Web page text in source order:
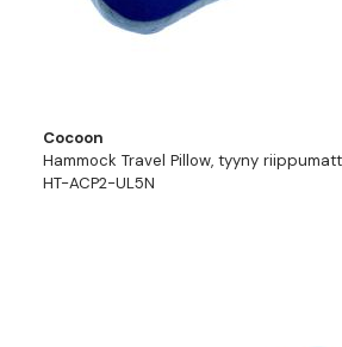
Cocoon
Hammock Travel Pillow, tyyny
HT-ACP2-UL5N